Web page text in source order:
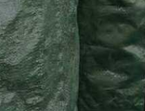
et branches d’arbres.